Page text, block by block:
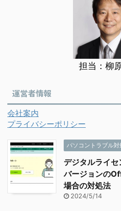
担当：柳
運営者情報
会社案内
プライバシーポリシー
パソコントラブル対
デジタルライ
バージョンの
場合の対処法
2024/5/14